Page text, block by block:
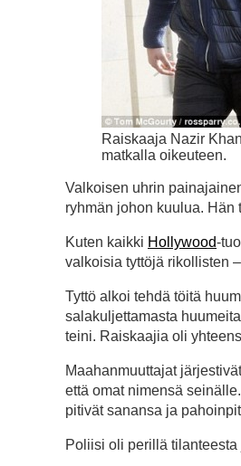
Raiskaaja Nazir
matkalla oikeuteen.
Valkoisen uhrin
ryhmän johon kuulua.
Kuten kaikki Hollywood-
valkoisia tyttöjä rikollisten
Tyttö alkoi tehdä töitä
salakuljettamasta
teini. Raiskaajia oli
Maahanmuuttajat
että omat nimensä
pitivät sanansa ja
Poliisi oli perillä